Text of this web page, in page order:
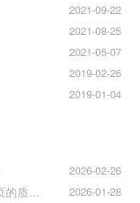
2021-09-22
2021-08-25
2021-05-07
2019-02-26
2019-01-04
2026-02-26
2026-01-28
品牌物料设计新趋势：封套·插袋·单页折页的质感升级之道